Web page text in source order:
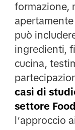
formazione,
può
ingredienti,
cucina,
casi di
settore
l’approccio